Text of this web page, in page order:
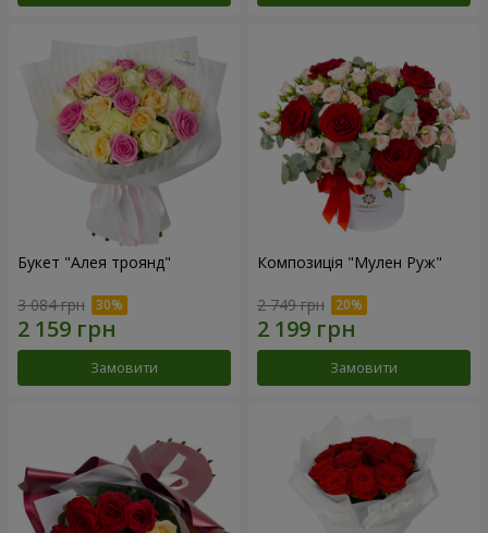
Букет "Алея троянд"
3 084 грн
Замовити
Композиція "Мулен Руж"
2 749 грн
Замовити